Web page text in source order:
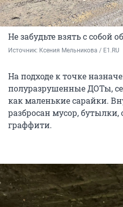
Не забудьте взять с собой
Источник: Ксения Мельникова / E1.RU
На подходе к точке
полуразрушенные ДОТы,
как маленькие сарайки.
разбросан мусор,
граффити.